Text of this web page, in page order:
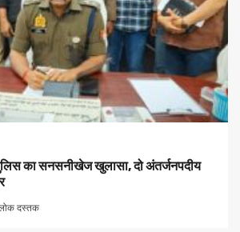
का सनसनीखेज खुलासा, दो अंतर्जनपदीय
दस्तक